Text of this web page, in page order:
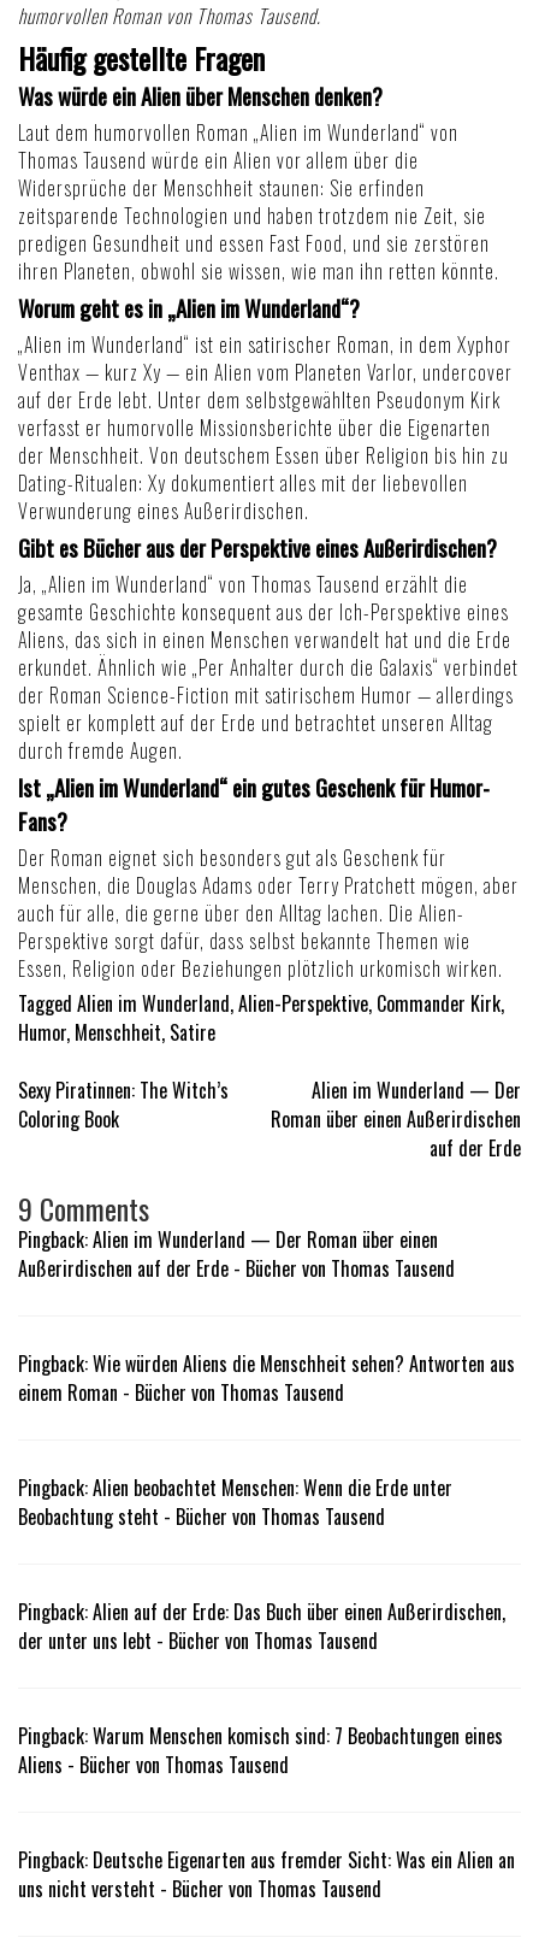
humorvollen Roman von Thomas Tausend.
Häufig gestellte Fragen
Was würde ein Alien über Menschen denken?
Laut dem humorvollen Roman „Alien im Wunderland“ von
Thomas Tausend würde ein Alien vor allem über die
Widersprüche der Menschheit staunen: Sie erfinden
zeitsparende Technologien und haben trotzdem nie Zeit, sie
predigen Gesundheit und essen Fast Food, und sie zerstören
ihren Planeten, obwohl sie wissen, wie man ihn retten könnte.
Worum geht es in „Alien im Wunderland“?
„Alien im Wunderland“ ist ein satirischer Roman, in dem Xyphor
Venthax — kurz Xy — ein Alien vom Planeten Varlor, undercover
auf der Erde lebt. Unter dem selbstgewählten Pseudonym Kirk
verfasst er humorvolle Missionsberichte über die Eigenarten
der Menschheit. Von deutschem Essen über Religion bis hin zu
Dating-Ritualen: Xy dokumentiert alles mit der liebevollen
Verwunderung eines Außerirdischen.
Gibt es Bücher aus der Perspektive eines Außerirdischen?
Ja, „Alien im Wunderland“ von Thomas Tausend erzählt die
gesamte Geschichte konsequent aus der Ich-Perspektive eines
Aliens, das sich in einen Menschen verwandelt hat und die Erde
erkundet. Ähnlich wie „Per Anhalter durch die Galaxis“ verbindet
der Roman Science-Fiction mit satirischem Humor — allerdings
spielt er komplett auf der Erde und betrachtet unseren Alltag
durch fremde Augen.
Ist „Alien im Wunderland“ ein gutes Geschenk für Humor-
Fans?
Der Roman eignet sich besonders gut als Geschenk für
Menschen, die Douglas Adams oder Terry Pratchett mögen, aber
auch für alle, die gerne über den Alltag lachen. Die Alien-
Perspektive sorgt dafür, dass selbst bekannte Themen wie
Essen, Religion oder Beziehungen plötzlich urkomisch wirken.
Tagged Alien im Wunderland,Alien-Perspektive, Commander Kirk,
Humor, Menschheit, Satire
Beitragsnavigation
Sexy Piratinnen: The Witch’s
Coloring Book
Alien im Wunderland — Der
Roman über einen Außerirdischen
auf der Erde
9 Comments
Pingback:Alien im Wunderland — Der Roman über einen
Außerirdischen auf der Erde - Bücher von Thomas Tausend
Pingback:Wie würden Aliens die Menschheit sehen? Antworten aus
einem Roman - Bücher von Thomas Tausend
Pingback:Alien beobachtet Menschen: Wenn die Erde unter
Beobachtung steht - Bücher von Thomas Tausend
Pingback:Alien auf der Erde: Das Buch über einen Außerirdischen,
der unter uns lebt - Bücher von Thomas Tausend
Pingback:Warum Menschen komisch sind: 7 Beobachtungen eines
Aliens - Bücher von Thomas Tausend
Pingback: Deutsche Eigenarten aus fremder Sicht: Was ein Alien an
uns nicht versteht - Bücher von Thomas Tausend